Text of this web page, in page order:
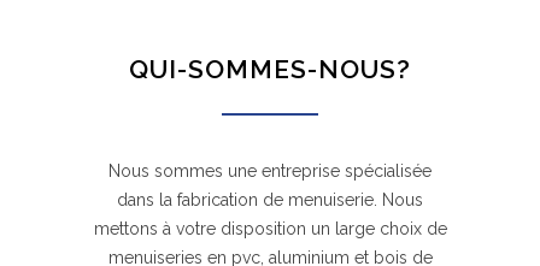
QUI-SOMMES-NOUS?
Nous sommes une entreprise spécialisée
dans la fabrication de menuiserie. Nous
mettons à votre disposition un large choix de
menuiseries en pvc, aluminium et bois de